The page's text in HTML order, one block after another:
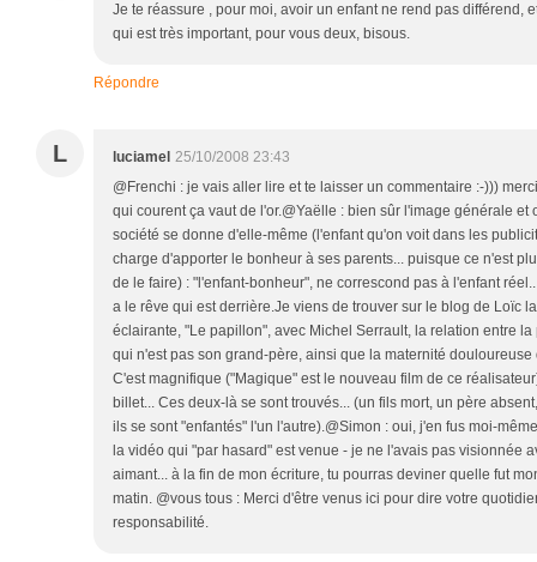
Je te réassure , pour moi, avoir un enfant ne rend pas différend,
qui est très important, pour vous deux, bisous.
Répondre
L luciamel 25/10/2008 23:43
@Frenchi : je vais aller lire et te laisser un commentaire :-)))
qui courent ça vaut de l'or.@Yaëlle : bien sûr l'image générale et
société se donne d'elle-même (l'enfant qu'on voit dans les
charge d'apporter le bonheur à ses parents... puisque ce n'est
de le faire) : "l'enfant-bonheur", ne correscond pas à l'enfant
a le rêve qui est derrière.Je viens de trouver sur le blog de Loïc
éclairante, "Le papillon", avec Michel Serrault, la relation entre
qui n'est pas son grand-père, ainsi que la maternité douloureuse
C'est magnifique ("Magique" est le nouveau film de ce
billet... Ces deux-là se sont trouvés... (un fils mort, un père
ils se sont "enfantés" l'un l'autre).@Simon : oui, j'en fus moi-
la vidéo qui "par hasard" est venue - je ne l'avais pas visionnée
aimant... à la fin de mon écriture, tu pourras deviner quelle fut
matin. @vous tous : Merci d'être venus ici pour dire votre
responsabilité.